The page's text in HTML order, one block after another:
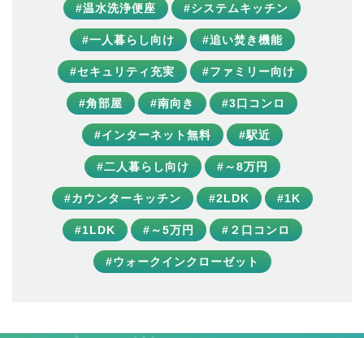
#温水洗浄便座 #システムキッチン
#一人暮らし向け #追い焚き機能
#セキュリティ充実 #ファミリー向け
#角部屋 #南向き #3口コンロ
#インターネット無料 #駅近
#二人暮らし向け #～8万円
#カウンターキッチン #2LDK #1K
#1LDK #～5万円 #２口コンロ
#ウォークインクローゼット